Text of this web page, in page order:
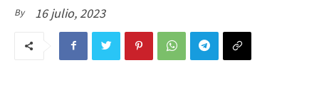
By 16 julio, 2023